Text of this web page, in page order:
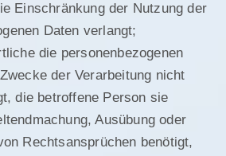
Einschränkung der Nutzung der
Daten verlangt;
die personenbezogenen
der Verarbeitung nicht
die betroffene Person sie
Ausübung oder
Rechtsansprüchen benötigt,